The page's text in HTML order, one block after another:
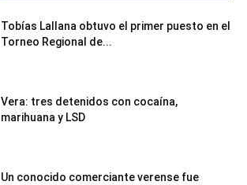
Tobías Lallana obtuvo el primer puesto en el
Torneo Regional de...
Vera: tres detenidos con cocaína,
marihuana y LSD
Un conocido comerciante verense fue